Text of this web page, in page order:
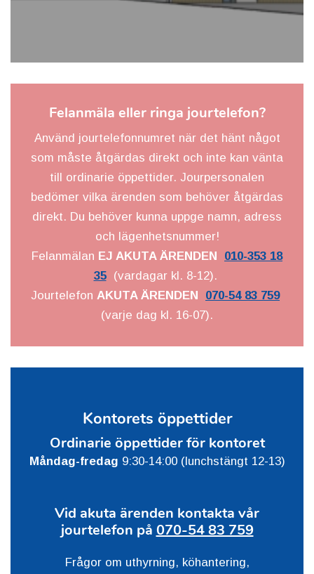
Felanmäla eller ringa jourtelefon?
Använd jourtelefonnumret när det hänt något
som måste åtgärdas direkt och inte kan vänta
till ordinarie öppettider. Jourpersonalen
bedömer vilka ärenden som behöver åtgärdas
direkt. Du behöver kunna uppge namn, adress
och lägenhetsnummer!
Felanmälan EJ AKUTA ÄRENDEN
010-353 18
35(vardagar kl. 8-12).
Jourtelefon AKUTA ÄRENDEN 070-54 83 759
(varje dag kl. 16-07).
Kontorets öppettider
Ordinarie öppettider för kontoret
Måndag-fredag 9:30-14:00 (lunchstängt 12-13)
Vid akuta ärenden kontakta vår
jourtelefon på 070-54 83 759
Frågor om uthyrning, köhantering,